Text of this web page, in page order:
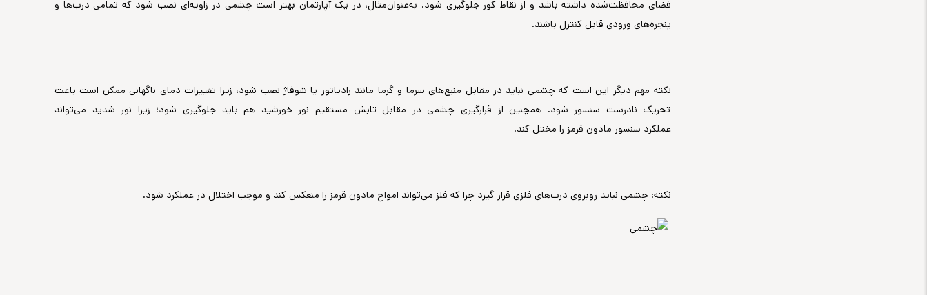
فضای محافظت‌شده داشته باشد و از نقاط کور جلوگیری شود. به‌عنوان‌مثال، در یک آپارتمان بهتر است چشمی در زاویه‌ای نصب شود که تمامی درب‌ها و
پنجره‌های ورودی قابل کنترل باشند.
نکته مهم دیگر این است که چشمی نباید در مقابل منبع‌های سرما و گرما مانند رادیاتور یا شوفاژ نصب شود، زیرا تغییرات دمای ناگهانی ممکن است باعث
تحریک نادرست سنسور شود. همچنین از قرارگیری چشمی در مقابل تابش مستقیم نور خورشید هم باید جلوگیری شود؛ زیرا نور شدید می‌تواند
عملکرد سنسور مادون قرمز را مختل کند.
نکته: چشمی نباید روبروی درب‌های فلزی قرار گیرد چرا که فلز می‌تواند امواج مادون قرمز را منعکس کند و موجب اختلال در عملکرد شود.